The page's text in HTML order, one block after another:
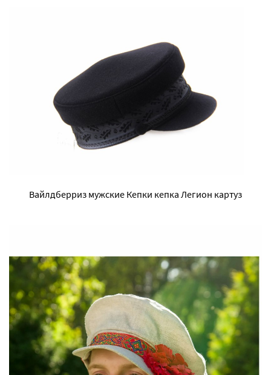
Вайлдберриз мужские Кепки кепка Легион картуз